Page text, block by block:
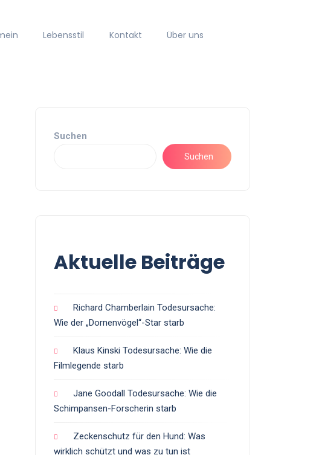
Lebensstil Kontakt Über uns
Suchen
Suchen
Aktuelle Beiträge
Richard Chamberlain Todesursache:
Wie der „Dornenvögel“-Star starb
Klaus Kinski Todesursache: Wie die
Filmlegende starb
Jane Goodall Todesursache: Wie die
Schimpansen-Forscherin starb
Zeckenschutz für den Hund: Was
wirklich schützt und was zu tun ist